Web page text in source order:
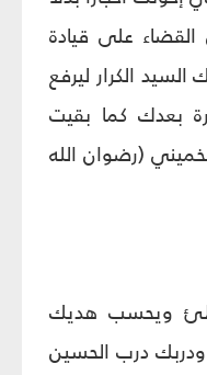
القضاء على قيادة
الكرار ليرفع
بعدك كما بقيت
(رضوان الله
ويحسب هديك
درب الحسين